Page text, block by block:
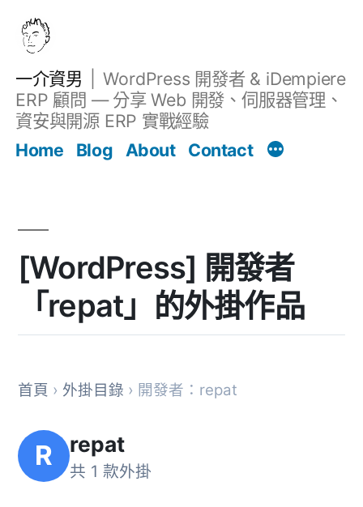
一介資男
WordPress 開發者 & iDempiere
ERP 顧問 — 分享 Web 開發、伺服器管理、
資安與開源 ERP 實戰經驗
Home
Blog About Contact
[WordPress] 開發者
「repat」的外掛作品
首頁 › 外掛目錄 › 開發者：repat
R repat
共 1 款外掛
文章 Filter